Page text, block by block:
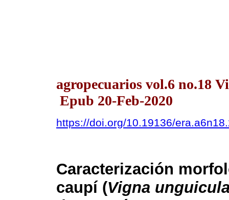
agropecuarios vol.6 no.18
Epub 20-Feb-2020
https://doi.org/10.19136/
Caracterización
caupí (Vigna